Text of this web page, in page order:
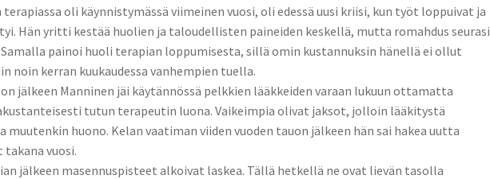
terapiassa oli käynnistymässä viimeinen vuosi, oli edessä uusi kriisi, kun työt loppuivat ja
Hän yritti kestää huolien ja taloudellisten paineiden keskellä, mutta romahdus seurasi
Samalla painoi huoli terapian loppumisesta, sillä omin kustannuksin hänellä ei ollut
noin kerran kuukaudessa vanhempien tuella.
jälkeen Manninen jäi käytännössä pelkkien lääkkeiden varaan lukuun ottamatta
tutun terapeutin luona. Vaikeimpia olivat jaksot, jolloin lääkitystä
huono. Kelan vaatiman viiden vuoden tauon jälkeen hän sai hakea uutta
vuosi.
jälkeen masennuspisteet alkoivat laskea. Tällä hetkellä ne ovat lievän tasolla